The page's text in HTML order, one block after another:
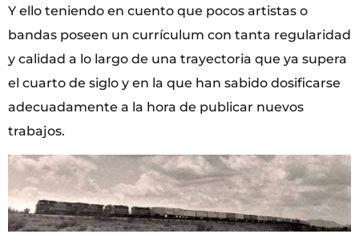
Y ello teniendo en cuento que pocos artistas o
bandas poseen un currículum con tanta regularidad
y calidad a lo largo de una trayectoria que ya supera
el cuarto de siglo y en la que han sabido dosificarse
adecuadamente a la hora de publicar nuevos
trabajos.